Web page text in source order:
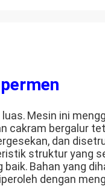
Mesin ini
cakram bergalur
dan
struktur yang
baik. Bahan yang
dengan